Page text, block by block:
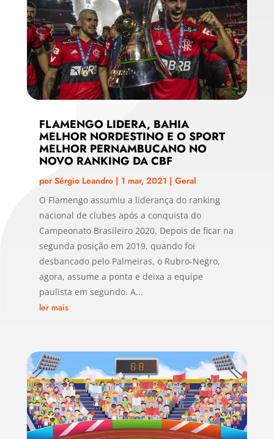
FLAMENGO LIDERA, BAHIA
MELHOR NORDESTINO E O SPORT
MELHOR PERNAMBUCANO NO
NOVO RANKING DA CBF
porSérgio Leandro| 1 mar, 2021 | Geral
O Flamengo assumiu a liderança do ranking
nacional de clubes após a conquista do
Campeonato Brasileiro 2020. Depois de ficar na
segunda posição em 2019, quando foi
desbancado pelo Palmeiras, o Rubro-Negro,
agora, assume a ponta e deixa a equipe
paulista em segundo. A...
ler mais